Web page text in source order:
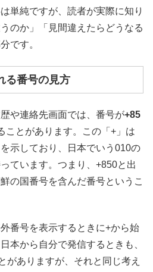
単純ですが、読者が実際に知り
のか」「見間違えたらどうなる
です。
る番号の見方
や連絡先画面では、番号が+85
ことがあります。この「+」は
示しており、日本でいう010の
ています。つまり、+850と出
の国番号を含んだ番号というこ
番号を表示するときに+から始
本から自分で発信するときも、
がありますが、それと同じ考え